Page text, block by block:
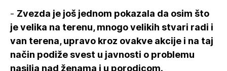
- Zvezda je još jednom pokazala da osim što
je velika na terenu, mnogo velikih stvari radi i
van terena, upravo kroz ovakve akcije i na taj
način podiže svest u javnosti o problemu
nasilja nad ženama i u porodicom.